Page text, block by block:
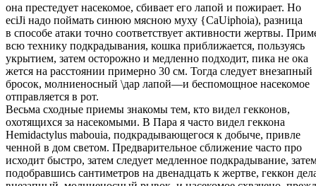
она престедует насекомое, сбивает его лапой и пожирает. Но
eciJi надо поймать синюю мясною муху {CaUiphoia), разница
в способе атаки точно соответствует активности жертвы.
всю технику подкрадывания, кошка приближается, пользуясь
укрытием, затем осторожно и медленно подходит, пика не ока
жется на расстоянии примерно 30 см. Тогда следует внезапный
бросок, молниеносный \дар лапой—и беспомощное насекомое
отправляется в рот.
Весьма сходные приемы знакомы тем, кто видел гекконов,
охотящихся за насекомыми. В Пара я часто видел геккона
Hemidactylus mabouia, подкрадывающегося к добыче, привле
ченной в дом светом. Предварительное сближение часто про
исходит быстро, затем следует медленное подкрадывание,
подобравшись сантиметров на двенадцать к жертве, геккон